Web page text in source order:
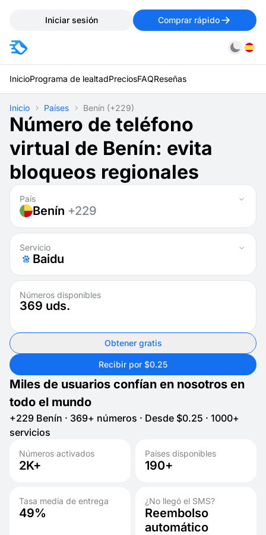
Iniciar sesión Comprar rápido
InicioPrograma de lealtadPreciosFAQReseñas
Inicio Países Benín (+229)
Número de teléfono
virtual de Benín: evita
bloqueos regionales
País
Benín +229
Servicio
Baidu
Números disponibles
369 uds.
Obtener gratis
Recibir por $0.25
Miles de usuarios confían en nosotros en
todo el mundo
+229 Benín · 369+ números · Desde $0.25 · 1000+
servicios
Números activados
2K+
Países disponibles
190+
Tasa media de entrega
49%
¿No llegó el SMS?
Reembolso
automático